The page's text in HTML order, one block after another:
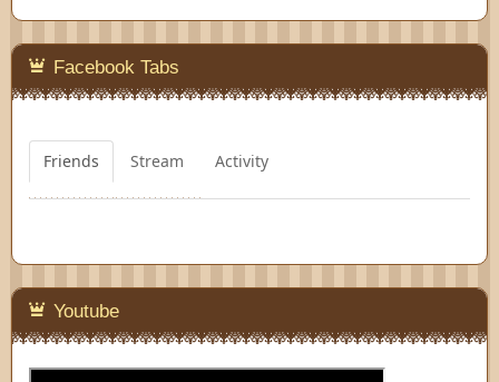
Facebook Tabs
Friends Stream Activity
Youtube